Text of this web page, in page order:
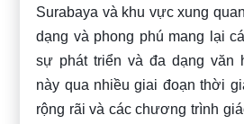
Surabaya và khu vực xung
dạng và phong phú mang lại
sự phát triển và đa dạng văn
này qua nhiều giai đoạn thời
rộng rãi và các chương trình